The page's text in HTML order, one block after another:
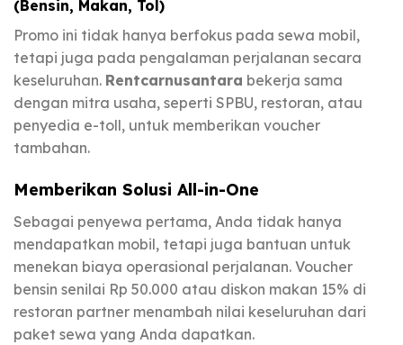
(Bensin, Makan, Tol)
Promo ini tidak hanya berfokus pada sewa mobil,
tetapi juga pada pengalaman perjalanan secara
keseluruhan. Rentcarnusantara bekerja sama
dengan mitra usaha, seperti SPBU, restoran, atau
penyedia e-toll, untuk memberikan voucher
tambahan.
Memberikan Solusi All-in-One
Sebagai penyewa pertama, Anda tidak hanya
mendapatkan mobil, tetapi juga bantuan untuk
menekan biaya operasional perjalanan. Voucher
bensin senilai Rp 50.000 atau diskon makan 15% di
restoran partner menambah nilai keseluruhan dari
paket sewa yang Anda dapatkan.